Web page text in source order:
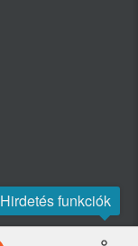
Hirdetés funkciók